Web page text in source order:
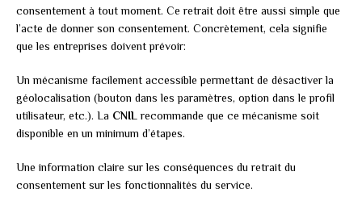
consentement à tout moment. Ce retrait doit être aussi simple que
l’acte de donner son consentement. Concrètement, cela signifie
que les entreprises doivent prévoir:
Un mécanisme facilement accessible permettant de désactiver la
géolocalisation (bouton dans les paramètres, option dans le profil
utilisateur, etc.). La CNIL recommande que ce mécanisme soit
disponible en un minimum d’étapes.
Une information claire sur les conséquences du retrait du
consentement sur les fonctionnalités du service.